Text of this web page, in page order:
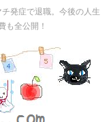
発症で退職。今後の人生
も全公開！